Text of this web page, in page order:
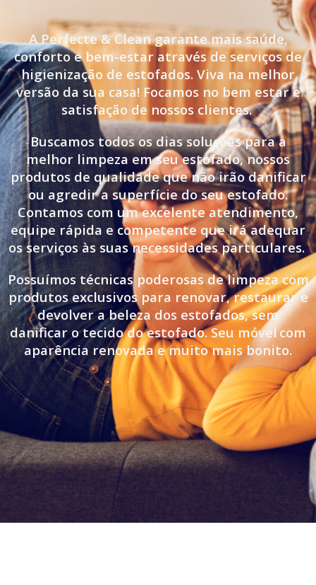
A Perfecte & Clean garante mais saúde,
conforto e bem-estar através de serviços de
higienização de estofados. Viva na melhor
versão da sua casa! Focamos no bem estar e
satisfação de nossos clientes.
Buscamos todos os dias soluções para a
melhor limpeza em seu estofado, nossos
produtos de qualidade que não irão danificar
ou agredir a superfície do seu estofado.
Contamos com um excelente atendimento,
equipe rápida e competente que irá adequar
os serviços às suas necessidades particulares.
Possuímos técnicas poderosas de limpeza com
produtos exclusivos para renovar, restaurar e
devolver a beleza dos estofados, sem
danificar o tecido do estofado. Seu móvelcom
aparência renovada e muito mais bonito.